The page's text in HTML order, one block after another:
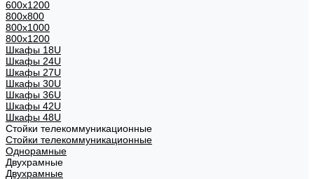
600х1200
800x800
800х1000
800х1200
Шкафы 18U
Шкафы 24U
Шкафы 27U
Шкафы 30U
Шкафы 36U
Шкафы 42U
Шкафы 48U
Стойки телекоммуникационные
Стойки телекоммуникационные
Однорамные
Двухрамные
Двухрамные